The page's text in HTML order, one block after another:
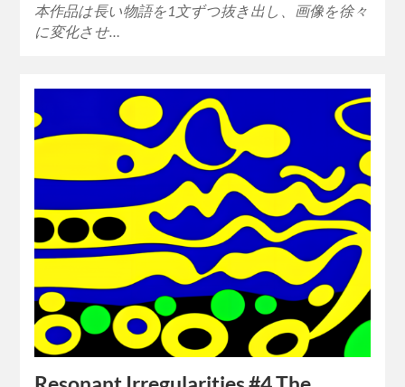
本作品は長い物語を1文ずつ抜き出し、画像を徐々
に変化させ…